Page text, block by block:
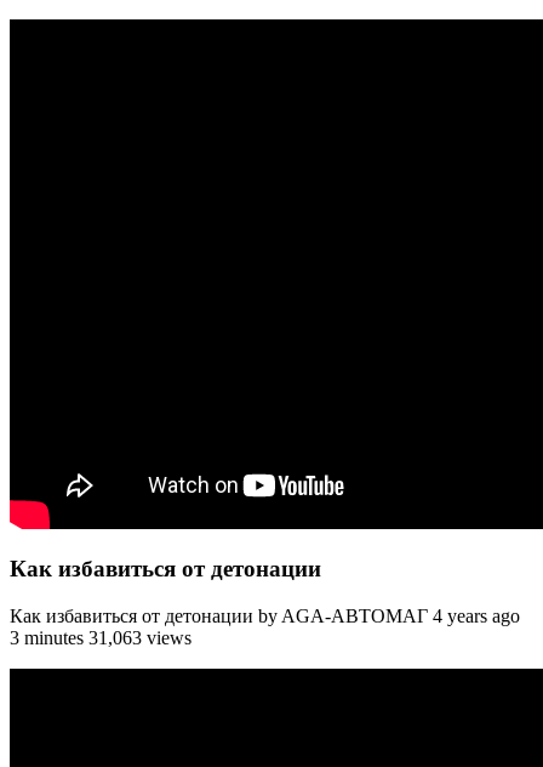
Как избавиться от детонации
Как избавиться от детонации by AGA-АВТОМАГ 4 years ago
3 minutes 31,063 views